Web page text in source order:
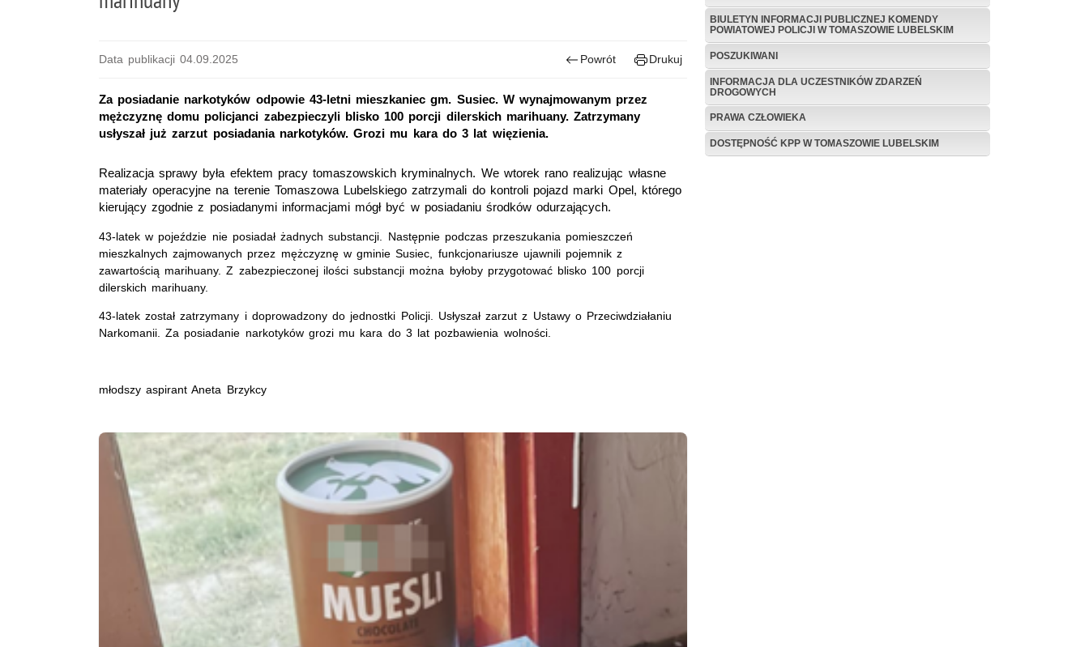
Data publikacji 04.09.2025 Powrót Drukuj
Za posiadanie narkotyków odpowie 43-letni mieszkaniec gm. Susiec. W wynajmowanym przez
mężczyznę domu policjanci zabezpieczyli blisko 100 porcji dilerskich marihuany. Zatrzymany
usłyszał już zarzut posiadania narkotyków. Grozi mu kara do 3 lat więzienia.
Realizacja sprawy była efektem pracy tomaszowskich kryminalnych. We wtorek rano realizując własne
materiały operacyjne na terenie Tomaszowa Lubelskiego zatrzymali do kontroli pojazd marki Opel, którego
kierujący zgodnie z posiadanymi informacjami mógł być w posiadaniu środków odurzających.
43-latek w pojeździe nie posiadał żadnych substancji. Następnie podczas przeszukania pomieszczeń
mieszkalnych zajmowanych przez mężczyznę w gminie Susiec, funkcjonariusze ujawnili pojemnik z
zawartością marihuany. Z zabezpieczonej ilości substancji można byłoby przygotować blisko 100 porcji
dilerskich marihuany.
43-latek został zatrzymany i doprowadzony do jednostki Policji. Usłyszał zarzut z Ustawy o Przeciwdziałaniu
Narkomanii. Za posiadanie narkotyków grozi mu kara do 3 lat pozbawienia wolności.
młodszy aspirant Aneta Brzykcy
BIULETYN INFORMACJI PUBLICZNEJ KOMENDY
POWIATOWEJ POLICJI W TOMASZOWIE LUBELSKIM
POSZUKIWANI
INFORMACJA DLA UCZESTNIKÓW ZDARZEŃ
DROGOWYCH
PRAWA CZŁOWIEKA
DOSTĘPNOŚĆ KPP W TOMASZOWIE LUBELSKIM